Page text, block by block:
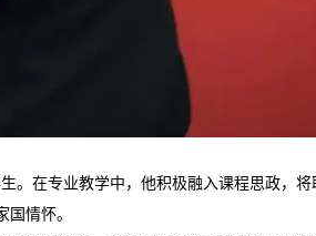
。在专业教学中，他积极融入课程思政，将
情怀。